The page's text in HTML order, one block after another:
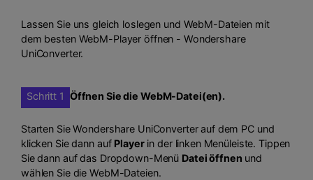
Lassen Sie uns gleich loslegen und WebM-Dateien mit
dem besten WebM-Player öffnen - Wondershare
UniConverter.
Schritt 1 Öffnen Sie die WebM-Datei(en).
Starten Sie Wondershare UniConverter auf dem PC und
klicken Sie dann auf Playerin der linken Menüleiste. Tippen
Sie dann auf das Dropdown-Menü Datei öffnen und
wählen Sie die WebM-Dateien.